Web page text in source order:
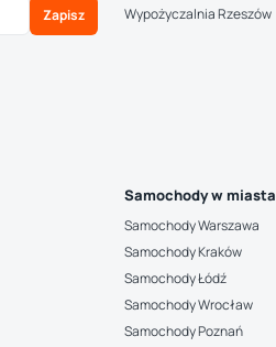
Zapisz
Wypożyczalnia Rzeszów
Samochody w
Samochody Warszawa
Samochody Kraków
Samochody Łódź
Samochody Wrocław
Samochody Poznań